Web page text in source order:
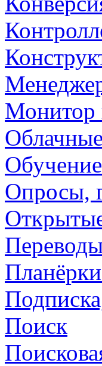
Монитор
Обучение
Опросы,
Поиск